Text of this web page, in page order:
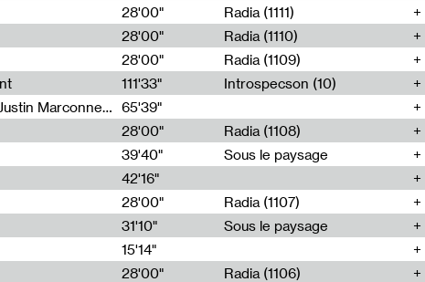
28'00"
Radia (1111)
28'00"
Radia (1110)
28'00"
Radia (1109)
111'33"
Introspecson (10)
Sarah Tritz,Elene Lapiashivili,Justin Marconnet,Mateo Cuche,Esther Lechevalier,Suzie Lecroart,Romance Castelet
65'39"
28'00"
Radia (1108)
39'40"
Sous le paysage
42'16"
28'00"
Radia (1107)
31'10"
Sous le paysage
15'14"
28'00"
Radia (1106)